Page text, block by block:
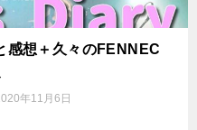
感想＋久々のFENNEC
年11月6日